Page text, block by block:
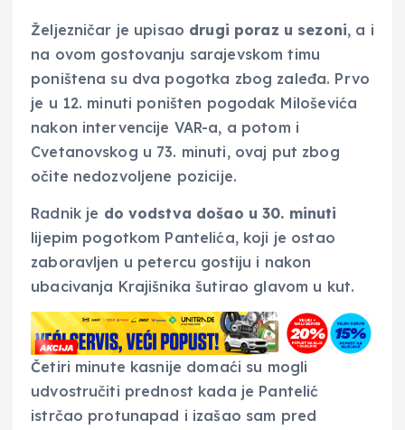
Željezničar je upisao drugi poraz u sezoni, a i
na ovom gostovanju sarajevskom timu
poništena su dva pogotka zbog zaleđa. Prvo
je u 12. minuti poništen pogodak Miloševića
nakon intervencije VAR-a, a potom i
Cvetanovskog u 73. minuti, ovaj put zbog
očite nedozvoljene pozicije.
Radnik je do vodstva došao u 30. minuti
lijepim pogotkom Pantelića, koji je ostao
zaboravljen u petercu gostiju i nakon
ubacivanja Krajišnika šutirao glavom u kut.
Četiri minute kasnije domaći su mogli
udvostručiti prednost kada je Pantelić
istrčao protunapad i izašao sam pred